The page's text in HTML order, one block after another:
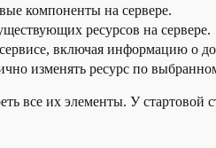
компоненты на сервере.
ресурсов на сервере.
включая информацию о
изменять ресурс по
все их элементы. У